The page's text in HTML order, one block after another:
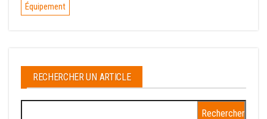
Équipement
RECHERCHER UN ARTICLE